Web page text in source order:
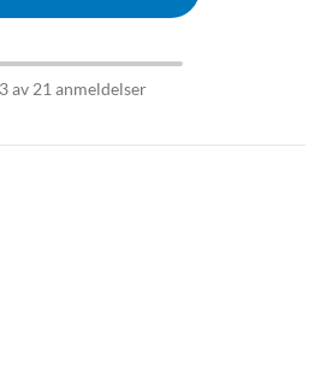
av 21 anmeldelser